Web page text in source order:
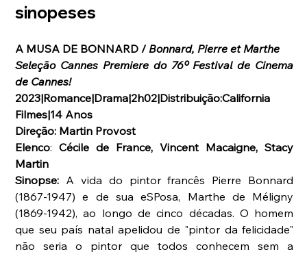
sinopeses
A MUSA DE BONNARD / Bonnard, Pierre et Marthe
Seleção Cannes Premiere do 76º Festival de Cinema
de Cannes!
2023|Romance|Drama|2h02|Distribuição:California
Filmes|14 Anos
Direção: Martin Provost
Elenco: Cécile de France, Vincent Macaigne, Stacy
Martin
Sinopse: A vida do pintor francês Pierre Bonnard
(1867-1947) e de sua eSPosa, Marthe de Méligny
(1869-1942), ao longo de cinco décadas. O homem
que seu país natal apelidou de "pintor da felicidade"
não seria o pintor que todos conhecem sem a